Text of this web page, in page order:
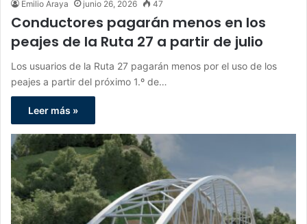
Emilio Araya junio 26, 2026 47
Conductores pagarán menos en los
peajes de la Ruta 27 a partir de julio
Los usuarios de la Ruta 27 pagarán menos por el uso de los
peajes a partir del próximo 1.º de…
Leer más »